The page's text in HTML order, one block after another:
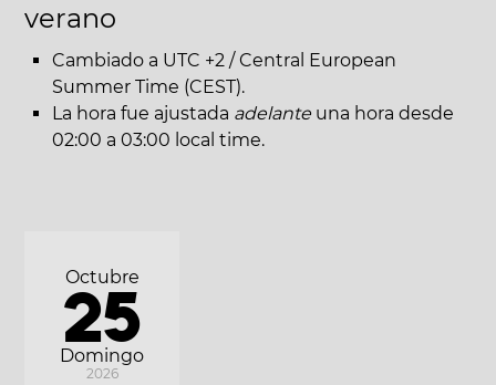
verano
Cambiado a UTC +2 / Central European
Summer Time (CEST).
La hora fue ajustada adelante una hora desde
02:00 a 03:00 local time.
Domingo
Octubre
25
2026